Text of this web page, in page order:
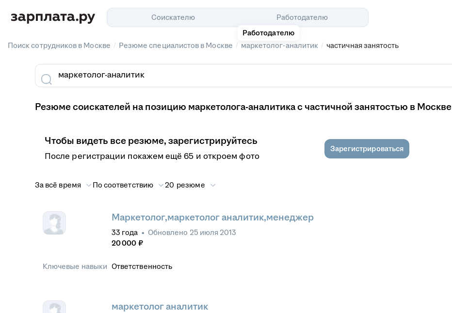
Соискателю
Работодателю
Работодателю
Поиск сотрудников в Москве / Резюме специалистов в Москве / маркетолог-аналитик / частичная занятость
Резюме соискателей на позицию маркетолога-аналитика с частичной занятостью в Москве
Чтобы видеть все резюме, зарегистрируйтесь
После регистрации покажем ещё 65 и откроем фото
Зарегистрироваться
За всё время По соответствию 20 резюме
Маркетолог,маркетолог аналитик,менеджер
33 года • Обновлено 25 июля 2013
20 000 ₽
Ключевые навыки Ответственность
маркетолог аналитик